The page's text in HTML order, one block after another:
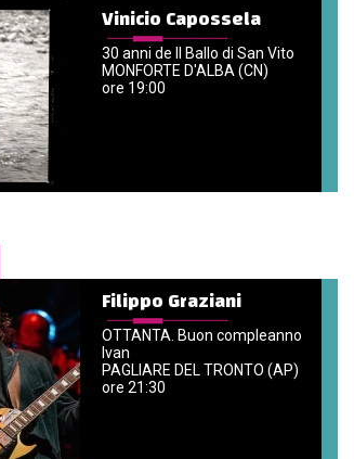
Vinicio Capossela
30 anni de Il Ballo di San Vito
MONFORTE D'ALBA (CN)
ore 19:00
Filippo Graziani
OTTANTA. Buon compleanno
Ivan
PAGLIARE DEL TRONTO (AP)
ore 21:30